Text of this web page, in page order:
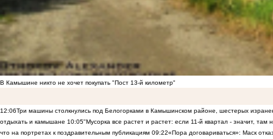
В Камышине никто не хочет покупать "Пост 13-й километр"
12:06Три машины столкнулись под Белогорками в Камышинском районе, шестерых
отдыхать и камышане 10:05"Мусорка все растет и растет: если 11-й квартал - значит,
что на портретах к поздравительным публикациям 09:22«Пора договариваться»: Маск